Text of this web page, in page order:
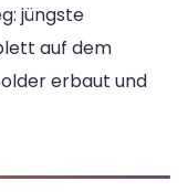
jüngste
auf dem
erbaut und